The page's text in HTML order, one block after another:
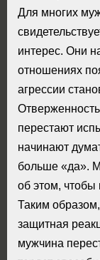
Для многих
интерес. Они
отношениях
агрессии
перестают
начинают
больше «да».
об этом, чтобы
Таким образом,
защитная
мужчина